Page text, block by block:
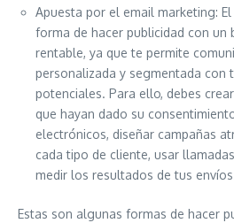
Apuesta por el email marketing:
forma de hacer publicidad con un
rentable, ya que te permite
personalizada y segmentada con
potenciales. Para ello, debes
que hayan dado su
electrónicos, diseñar campañas
cada tipo de cliente, usar
medir los resultados de tus
Estas son algunas formas de hacer